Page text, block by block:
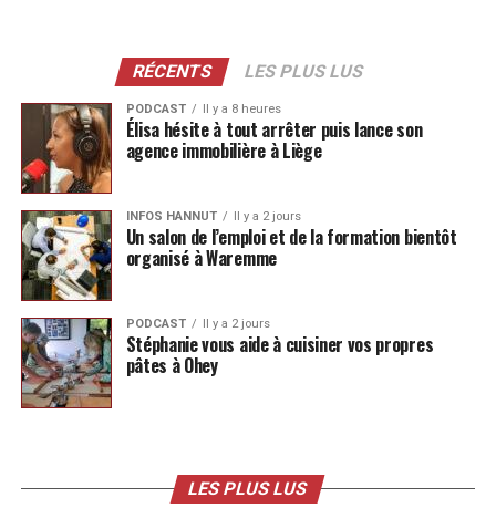
RÉCENTS LES PLUS LUS
PODCAST Il y a 8 heures
Élisa hésite à tout arrêter puis lance son
agence immobilière à Liège
INFOS HANNUT Il y a 2 jours
Un salon de l’emploi et de la formation bientôt
organisé à Waremme
PODCAST Il y a 2 jours
Stéphanie vous aide à cuisiner vos propres
pâtes à Ohey
LES PLUS LUS